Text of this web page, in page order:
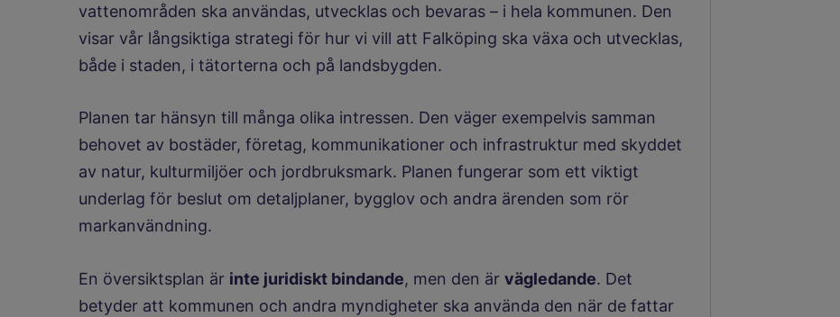
vattenområden ska användas, utvecklas och bevaras – i hela kommunen. Den
visar vår långsiktiga strategi för hur vi vill att Falköping ska växa och utvecklas,
både i staden, i tätorterna och på landsbygden.
Planen tar hänsyn till många olika intressen. Den väger exempelvis samman
behovet av bostäder, företag, kommunikationer och infrastruktur med skyddet
av natur, kulturmiljöer och jordbruksmark. Planen fungerar som ett viktigt
underlag för beslut om detaljplaner, bygglov och andra ärenden som rör
markanvändning.
En översiktsplan är inte juridiskt bindande, men den är vägledande. Det
betyder att kommunen och andra myndigheter ska använda den när de fattar